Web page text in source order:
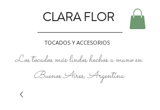
CLARA FLOR
TOCADOS Y ACCESORIOS
Los tocados más lindos hechos a mano en
Buenos Aires, Argentina